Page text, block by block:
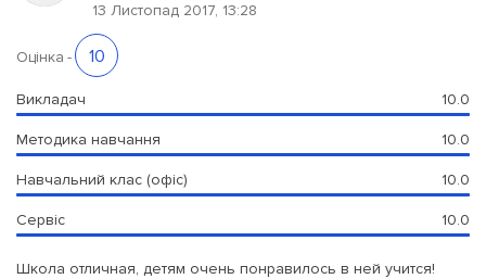
13 Листопад 2017, 13:28
Оцінка - 10
Викладач 10.0
Методика навчання 10.0
Навчальний клас (офіс) 10.0
Сервіс 10.0
Школа отличная, детям очень понравилось в ней учится!